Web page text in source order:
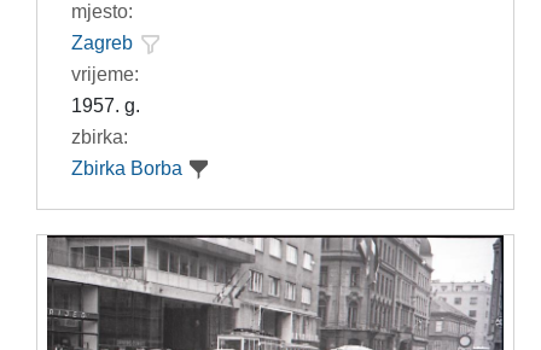
mjesto:
Zagreb
vrijeme:
1957. g.
zbirka:
Zbirka Borba